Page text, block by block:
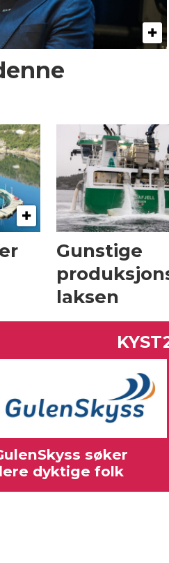
Gunstige
laksen
søker
dyktige folk